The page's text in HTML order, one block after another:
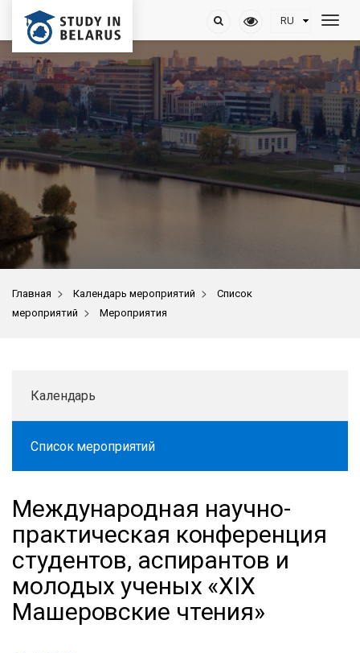
Главная > Календарь мероприятий >
Список
мероприятий > Мероприятия
Календарь
Список мероприятий
Международная научно-
практическая конференция
студентов, аспирантов и
молодых ученых «XIX
Машеровские чтения»